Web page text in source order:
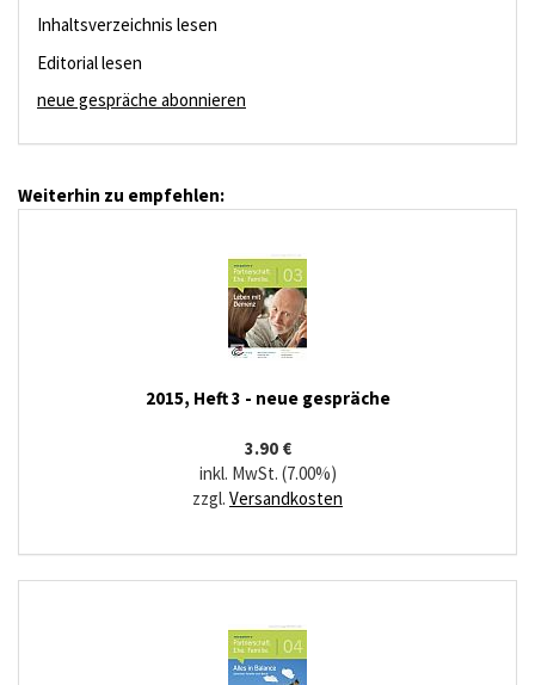
Inhaltsverzeichnis lesen
Editorial lesen
neue gespräche abonnieren
Weiterhin zu empfehlen:
2015, Heft 3 - neue gespräche
3.90 €
inkl. MwSt. (7.00%)
zzgl. Versandkosten